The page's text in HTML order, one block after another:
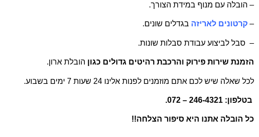
– הובלה עם מנוף במידת הצורך.
– קרטונים לאריזה בגדלים שונים.
– סבל לביצוע עבודת סבלות שונות.
הזמנת שירות פירוק והרכבת רהיטים גדולים כגון הובלת ארון.
לכל שאלה שיש לכם אתם מוזמנים לפנות אלינו 24 שעות 7 ימים בשבוע.
בטלפון: 246-4321 – 072.
כל הובלה אתנו היא סיפור הצלחה!!